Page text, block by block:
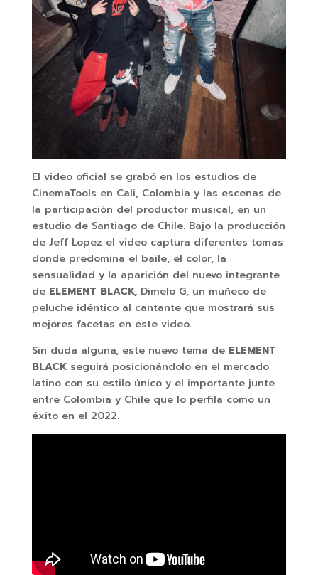
El video oficial se grabó en los estudios de
CinemaTools en Cali, Colombia y las escenas de
la participación del productor musical, en un
estudio de Santiago de Chile. Bajo la producción
de Jeff Lopez el video captura diferentes tomas
donde predomina el baile, el color, la
sensualidad y la aparición del nuevo integrante
de ELEMENT BLACK,Dimelo G, un muñeco de
peluche idéntico al cantante que mostrará sus
mejores facetas en este video.
Sin duda alguna, este nuevo tema de ELEMENT
BLACKseguirá posicionándolo en el mercado
latino con su estilo único y el importante junte
entre Colombia y Chile que lo perfila como un
éxito en el 2022.